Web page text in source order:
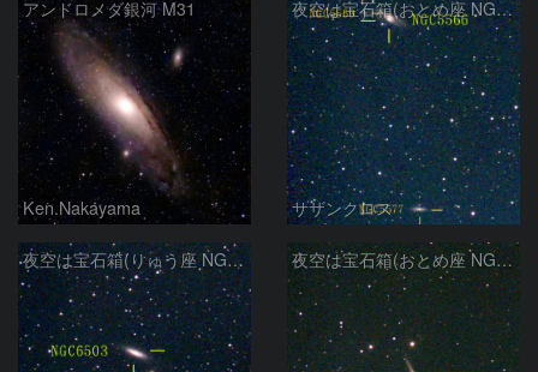
アンドロメダ銀河 M31
Ken.Nakayama
夜空は宝石箱(おとめ座 NGC5566) Seestar50
サザンクロス
夜空は宝石箱(りゅう座 NGC6503) Seestar50 夜空は宝石箱(おとめ座 NGC5746) Seestar50